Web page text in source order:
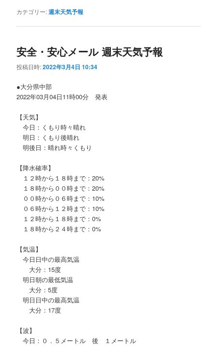
カテゴリー:週末天気予報
安全・安心メール 週末天気予報
投稿日時:2022年3月4日 10:34
●大分県中部
2022年03月04日11時00分 発表
【天気】
今日：くもり時々晴れ
明日：くもり後晴れ
明後日：晴れ時々くもり
【降水確率】
１２時から１８時まで：20%
１８時から００時まで：20%
００時から０６時まで：10%
０６時から１２時まで：10%
１２時から１８時まで：0%
１８時から２４時まで：0%
【気温】
今日日中の最高気温
大分：15度
明日朝の最低気温
大分：5度
明日日中の最高気温
大分：17度
【波】
今日：０．５メートル 後 １メートル